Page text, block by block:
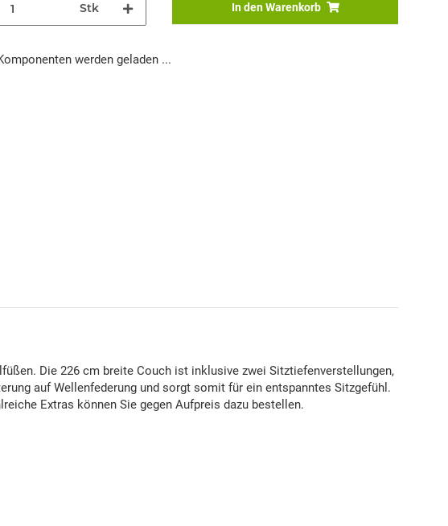
Stk In den Warenkorb
werden geladen ...
Die 226 cm breite Couch ist inklusive zwei Sitztiefenverstellungen,
auf Wellenfederung und sorgt somit für ein entspanntes Sitzgefühl.
Extras können Sie gegen Aufpreis dazu bestellen.